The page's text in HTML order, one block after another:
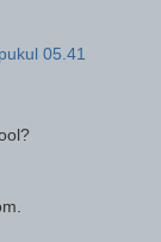
05.41